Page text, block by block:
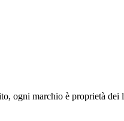
ogni marchio è proprietà dei